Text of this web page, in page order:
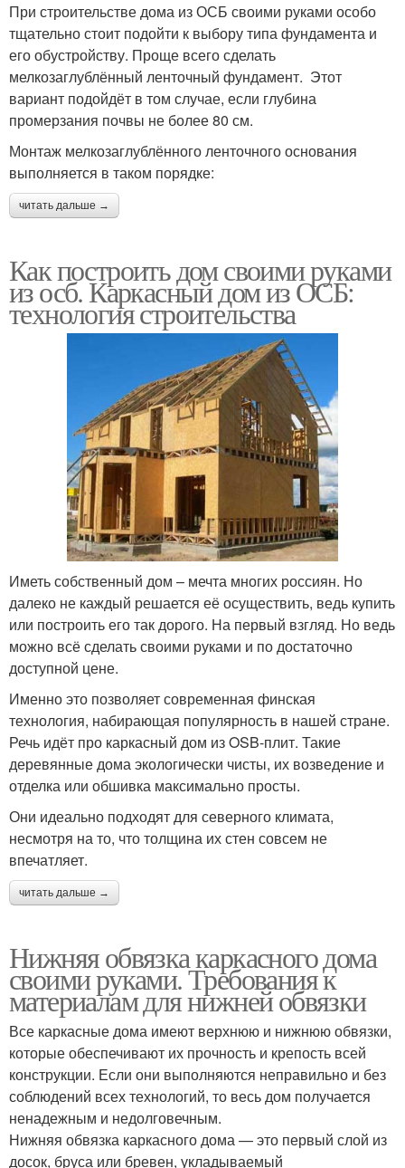
При строительстве дома из ОСБ своими руками особо
тщательно стоит подойти к выбору типа фундамента и
его обустройству. Проще всего сделать
мелкозаглублённый ленточный фундамент. Этот
вариант подойдёт в том случае, если глубина
промерзания почвы не более 80 см.
Монтаж мелкозаглублённого ленточного основания
выполняется в таком порядке:
читать дальше →
Как построить дом своими руками
из осб. Каркасный дом из ОСБ:
технология строительства
Иметь собственный дом – мечта многих россиян. Но
далеко не каждый решается её осуществить, ведь купить
или построить его так дорого. На первый взгляд. Но ведь
можно всё сделать своими руками и по достаточно
доступной цене.
Именно это позволяет современная финская
технология, набирающая популярность в нашей стране.
Речь идёт про каркасный дом из OSB-плит. Такие
деревянные дома экологически чисты, их возведение и
отделка или обшивка максимально просты.
Они идеально подходят для северного климата,
несмотря на то, что толщина их стен совсем не
впечатляет.
читать дальше →
Нижняя обвязка каркасного дома
своими руками. Требования к
материалам для нижней обвязки
Все каркасные дома имеют верхнюю и нижнюю обвязки,
которые обеспечивают их прочность и крепость всей
конструкции. Если они выполняются неправильно и без
соблюдений всех технологий, то весь дом получается
ненадежным и недолговечным.
Нижняя обвязка каркасного дома — это первый слой из
досок, бруса или бревен, укладываемый